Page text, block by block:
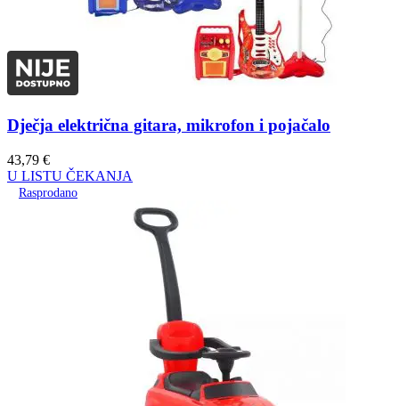
Dječja električna gitara, mikrofon i pojačalo
43,79 €
U LISTU ČEKANJA
Rasprodano